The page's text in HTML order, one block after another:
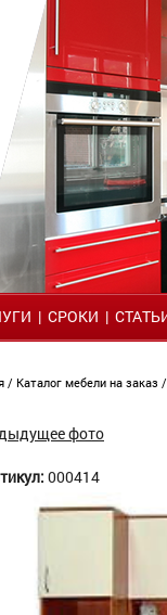
| СРОКИ |
/ Каталог мебели на заказ
фото
000414